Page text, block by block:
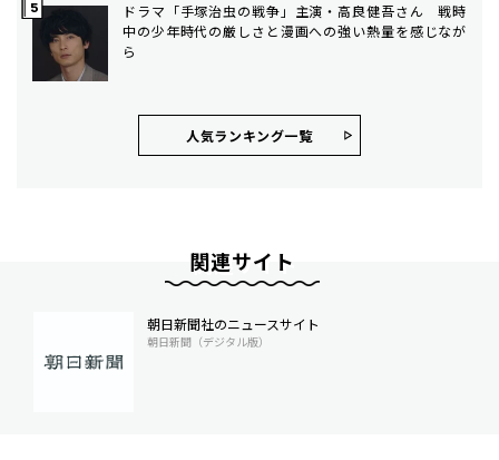
ドラマ「手塚治虫の戦争」主演・高良健吾さん 戦時
中の少年時代の厳しさと漫画への強い熱量を感じなが
ら
人気ランキング⼀覧
関連サイト
朝日新聞社のニュースサイト
朝日新聞（デジタル版）